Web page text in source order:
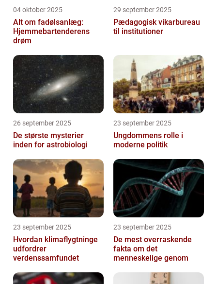
04 oktober 2025
Alt om fadølsanlæg:
Hjemmebartenderens
drøm
29 september 2025
Pædagogisk vikarbureau
til institutioner
26 september 2025
De største mysterier
inden for astrobiologi
23 september 2025
Ungdommens rolle i
moderne politik
23 september 2025
Hvordan klimaflygtninge
udfordrer
verdenssamfundet
23 september 2025
De mest overraskende
fakta om det
menneskelige genom